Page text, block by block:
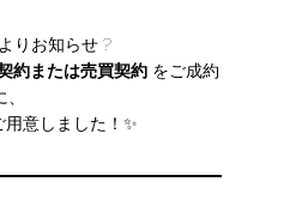
りお知らせ ?
約または売買契約 をご成約
意しました！✨